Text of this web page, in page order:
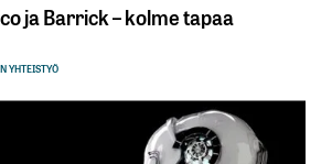
ja Barrick – kolme tapaa
YHTEISTYÖ